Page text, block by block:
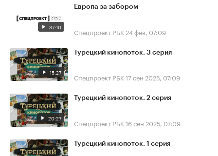
37:10
Европа за забором
Спецпроект РБК 24 фев, 07:09
15:27
Турецкий кинопоток. 3 серия
Спецпроект РБК17 сен 2025, 07:09
20:27
Турецкий кинопоток. 2 серия
Спецпроект РБК16 сен 2025, 07:09
Турецкий кинопоток. 1 серия